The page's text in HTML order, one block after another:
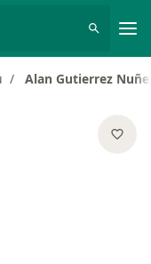
Alan Gutierrez